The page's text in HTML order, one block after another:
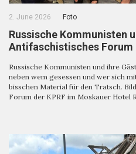
2. June 2026 Foto
Russische Kommunisten
Antifaschistisches Forum
Russische Kommunisten und ihre
neben wem gesessen und wer sich
bisschen Material für den Tratsch.
Forum der KPRF im Moskauer Hotel